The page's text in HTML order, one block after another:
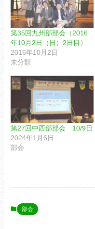
第35回九州部部会（2016
年10月2日（日）2日目）
2016年10月2日
未分類
第27回中⻄部部会 10/9日
2024年1月6日
部会
部会